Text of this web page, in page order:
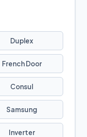
Duplex
French Door
Consul
Samsung
Inverter